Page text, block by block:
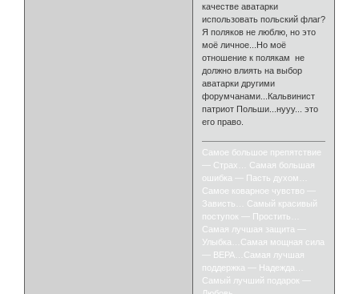
качестве аватарки
использовать польский флаг?
Я поляков не люблю, но это
моё личное...Но моё
отношение к полякам не
должно влиять на выбор
аватарки другими
форумчанами...Кальвинист
патриот Польши...нууу... это
его право.
Самое большое препятствие
— Страх… Самая большая
ошибка — Пасть духом…
Самое коварное чувство —
Зависть… Самый красивый
поступок — Простить…
Самая лучшая защита —
Улыбка…Самая мощная сила
— ВЕРА…Самая лучшая
поддержка — Надежда…
Самый лучший подарок —